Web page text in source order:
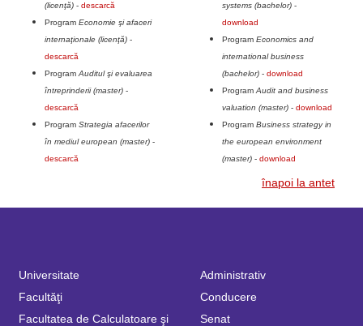
(licenţă) - descarcă
Program Economie şi afaceri
internaţionale (licenţă) -
descarcă
Program Auditul şi evaluarea
întreprinderii (master) -
descarcă
Program Strategia afacerilor
în mediul european (master) -
descarcă
systems (bachelor) -
download
Program Economics and
international business
(bachelor) - download
Program Audit and business
valuation (master) - download
Program Business strategy in
the european environment
(master) - download
înapoi la antet
Universitate
Facultăţi
Facultatea de Calculatoare şi
Administrativ
Conducere
Senat